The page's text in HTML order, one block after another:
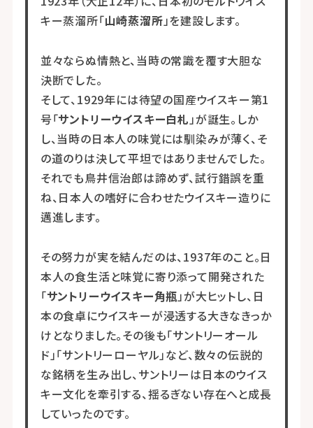
キー蒸溜所「山崎蒸溜所」を建設します。
並々ならぬ情熱と、当時の常識を覆す大胆な
決断でした。
そして、1929年には待望の国産ウイスキー第1
号「サントリーウイスキー白札」が誕生。しか
し、当時の日本人の味覚には馴染みが薄く、そ
の道のりは決して平坦ではありませんでした。
それでも鳥井信治郎は諦めず、試行錯誤を重
ね、日本人の嗜好に合わせたウイスキー造りに
邁進します。
その努力が実を結んだのは、1937年のこと。日
本人の食生活と味覚に寄り添って開発された
「サントリーウイスキー角瓶」が大ヒットし、日
本の食卓にウイスキーが浸透する大きなきっか
けとなりました。その後も「サントリーオール
ド」「サントリーローヤル」など、数々の伝説的
な銘柄を生み出し、サントリーは日本のウイス
キー文化を牽引する、揺るぎない存在へと成長
していったのです。